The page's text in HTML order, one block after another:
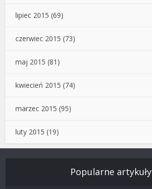
lipiec 2015 (69)
czerwiec 2015 (73)
maj 2015 (81)
kwiecień 2015 (74)
marzec 2015 (95)
luty 2015 (19)
Popularne artykuły